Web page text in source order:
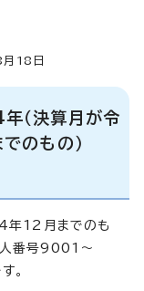
18 日
（決算月が令
のもの）
年12月までのも
人番号9001～
。